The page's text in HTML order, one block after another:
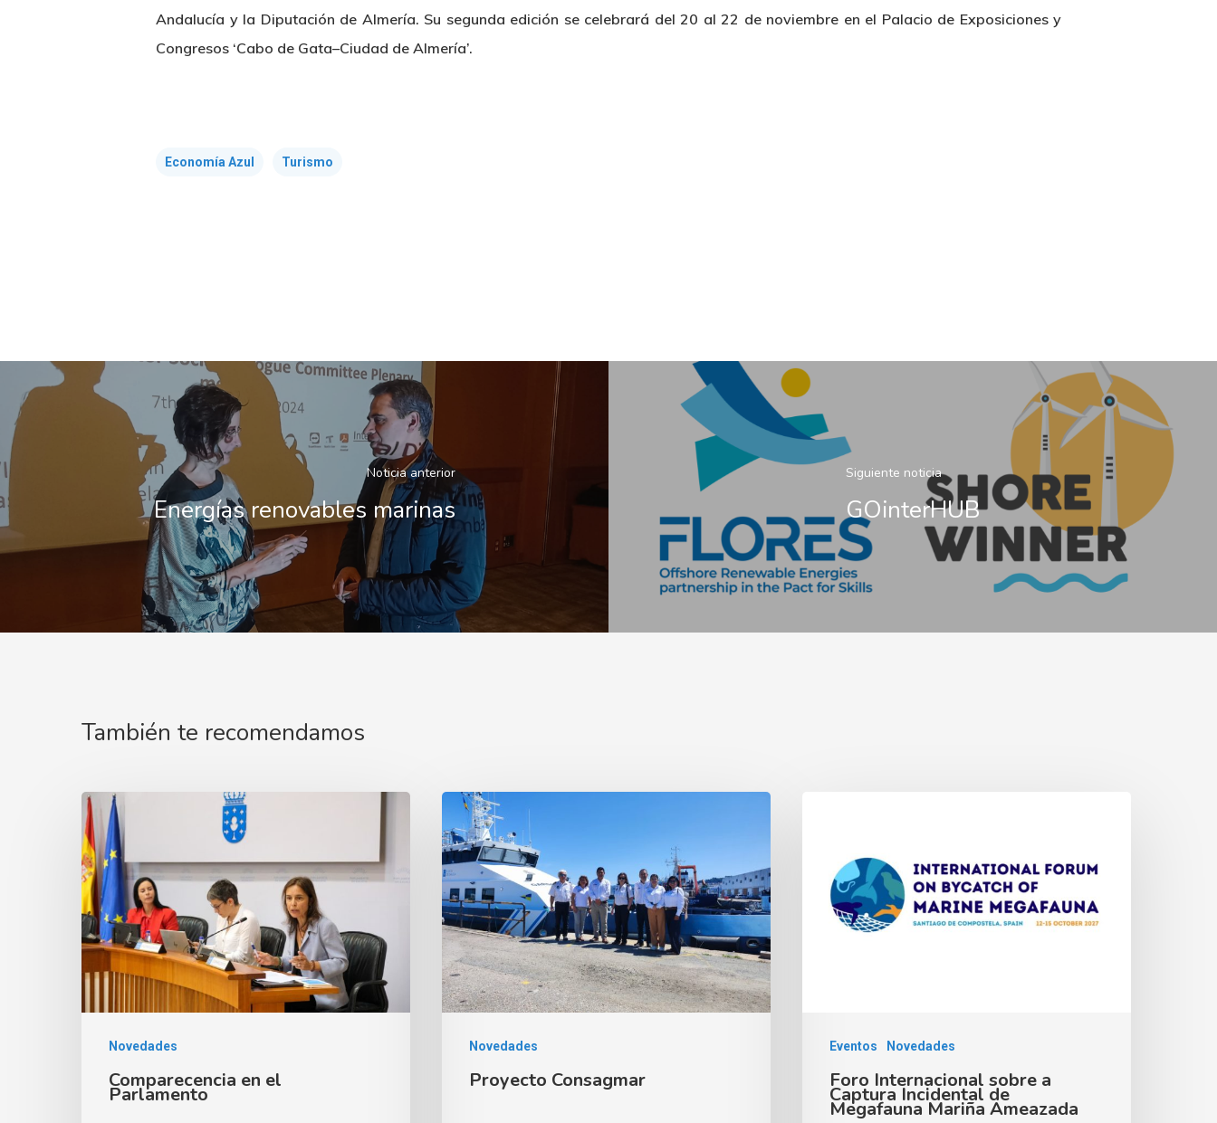
Andalucía y la Diputación de Almería. Su segunda edición se celebrará del 20 al 22 de noviembre en el Palacio de Exposiciones y
Congresos ‘Cabo de Gata–Ciudad de Almería’.
Economía Azul Turismo
Noticia anterior
Energías renovables marinas
Siguiente noticia
GOinterHUB
También te recomendamos
Novedades
Comparecencia en el
Parlamento
Novedades
Proyecto Consagmar
Eventos Novedades
Foro Internacional sobre a
Captura Incidental de
Megafauna Mariña Ameazada